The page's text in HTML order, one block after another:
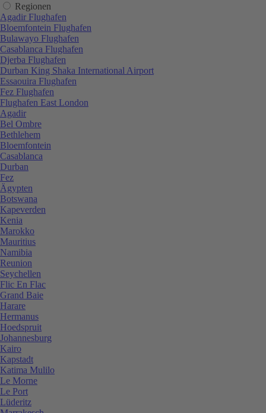
Regionen
Agadir Flughafen
Bloemfontein Flughafen
Bulawayo Flughafen
Casablanca Flughafen
Djerba Flughafen
Durban King Shaka International Airport
Essaouira Flughafen
Fez Flughafen
Flughafen East London
Agadir
Bel Ombre
Bethlehem
Bloemfontein
Casablanca
Durban
Fez
Ägypten
Botswana
Kapeverden
Kenia
Marokko
Mauritius
Namibia
Reunion
Seychellen
Flic En Flac
Grand Baie
Harare
Hermanus
Hoedspruit
Johannesburg
Kairo
Kapstadt
Katima Mulilo
Le Morne
Le Port
Lüderitz